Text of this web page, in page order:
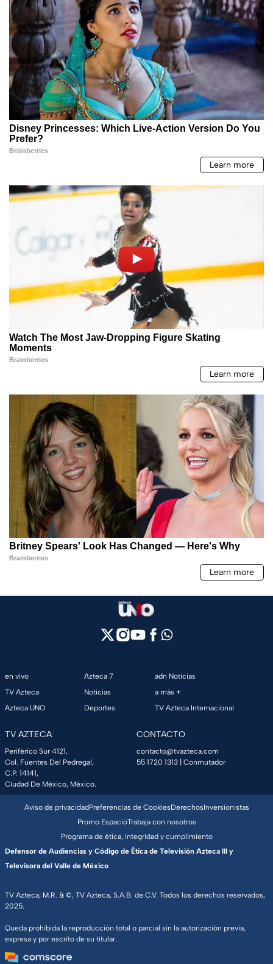
en vivo
TV Azteca
Azteca UNO
Azteca 7
Noticias
Deportes
adn Noticias
a más +
TV Azteca Internacional
TV AZTECA
Periférico Sur 4121,
Col. Fuentes Del Pedregal,
C.P. 14141,
Ciudad De México, México.
CONTACTO
contacto@tvazteca.com
55 1720 1313 | Conmutador
TV Azteca, M.R. & ©, TV Azteca, S.A.B. de C.V. Todos los derechos reservados,
2025.
Queda prohibida la reproducción total o parcial sin la autorización previa,
expresa y por escrito de su titular.
Aviso de privacidadPreferencias de CookiesDerechosInversionistas
Promo EspacioTrabaja con nosotros
Programa de ética, integridad y cumplimiento
Defensor de Audiencias y Código de Ética de Televisión Azteca III y
Televisora del Valle de México